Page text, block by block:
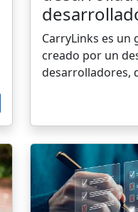
CarryLinks es un
creado por un
desarrolladores,
las
desordenadas,
recursos
herramientas
las aplicaciones
ofrece
lectura sin
inteligente por